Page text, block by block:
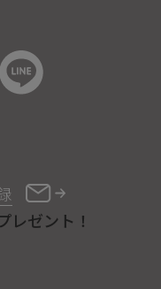
レゼント！